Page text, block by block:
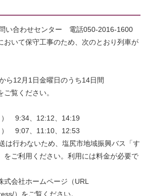
い合わせセンター 電話050-2016-1600
いて保守工事のため、次のとおり列車が
12月1日金曜日のうち14日間
覧ください。
9:34、12:12、14:19
9:07、11:10、12:53
は行わないため、塩尻市地域振興バス「す
をご利用ください。利用には料金が必要で
会社ホームページ（URL
）をご覧ください。